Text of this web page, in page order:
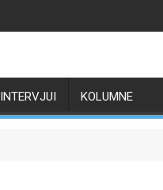
INTERVJUI KOLUMNE